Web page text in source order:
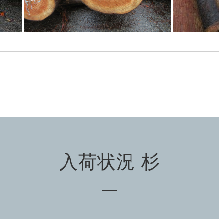
入荷状況 杉